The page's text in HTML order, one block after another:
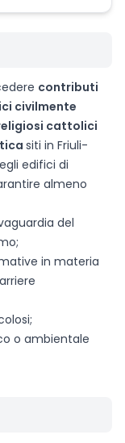
contributi
civilmente
cattolici
siti in Friuli-
edifici di
almeno
del
in materia
o ambientale